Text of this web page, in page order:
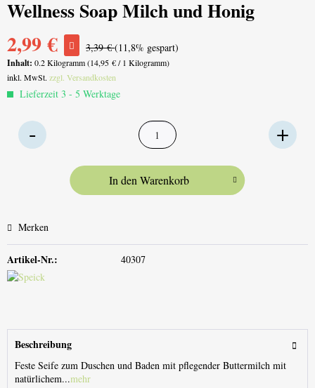
Wellness Soap Milch und Honig
2,99 € 3,39 €(11,8% gespart)
Inhalt: 0.2 Kilogramm (14,95 € / 1 Kilogramm)
inkl. MwSt. zzgl. Versandkosten
Lieferzeit 3 - 5 Werktage
In den Warenkorb
Merken
Artikel-Nr.: 40307
Beschreibung
Feste Seife zum Duschen und Baden mit pflegender Buttermilch mit
natürlichem...mehr